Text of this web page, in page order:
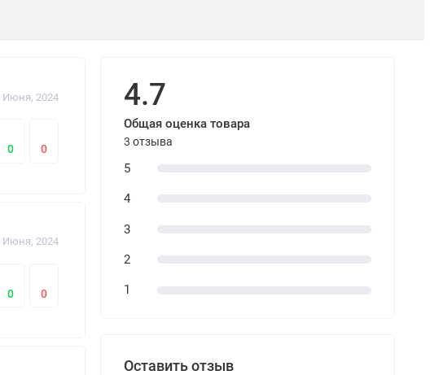
Июня, 2024
0 0
Июня, 2024
0 0
4.7
Общая оценка товара
3 отзыва
5
4
3
2
1
Оставить отзыв